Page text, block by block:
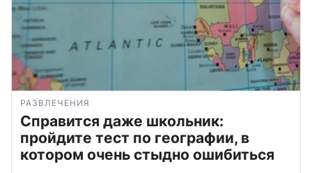
РАЗВЛЕЧЕНИЯ
Справится даже школьник:
пройдите тест по географии, в
котором очень стыдно ошибиться